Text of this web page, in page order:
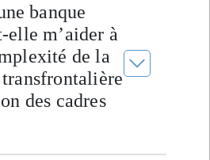
banque
elle m’aider à
de la
transfrontalière
des cadres